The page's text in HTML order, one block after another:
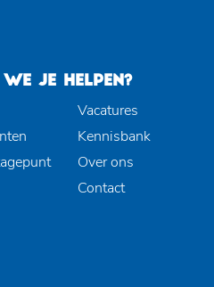
WE JE HELPEN?
Vacatures
Kennisbank
Over ons
Contact